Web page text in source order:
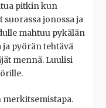
pitkin kun
suorassa jonossa ja
mahtuu pykälän
pyörän tehtävä
mennä. Luulisi
merkitsemistapa.